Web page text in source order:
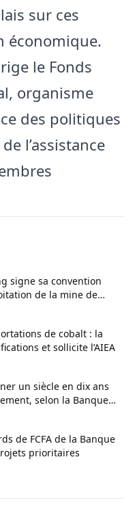
sur ces
économique.
le Fonds
organisme
des politiques
l’assistance
signe sa convention
de la mine de
de cobalt : la
et sollicite l’AIEA
un siècle en dix ans
selon la Banque
de FCFA de la Banque
prioritaires